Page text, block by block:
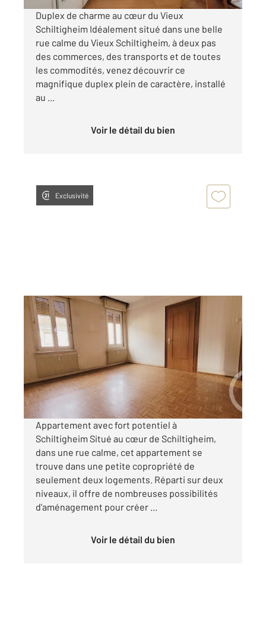
Duplex de charme au cœur du Vieux
Schiltigheim Idéalement situé dans une belle
rue calme du Vieux Schiltigheim, à deux pas
des commerces, des transports et de toutes
les commodités, venez découvrir ce
magnifique duplex plein de caractère, installé
au ...
Voir le détail du bien
Exclusivité
SCHILTIGHEIM 67
117,56 m 2
, 5 pièces
Ref : 17433
Appartement F5/6 à vendre
199 000 €
Visiter le site dédié
Appartement avec fort potentiel à
Schiltigheim Situé au cœur de Schiltigheim,
dans une rue calme, cet appartement se
trouve dans une petite copropriété de
seulement deux logements. Réparti sur deux
niveaux, il offre de nombreuses possibilités
d'aménagement pour créer ...
Voir le détail du bien